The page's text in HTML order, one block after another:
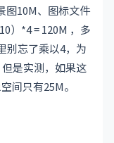
图10M、图标文件
）*4 = 120M ，多
别忘了乘以4，为
是实测，如果这
间只有25M。